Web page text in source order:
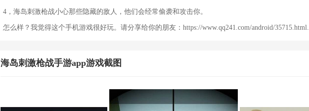
4，海岛刺激枪战小心那些隐藏的敌人，他们会经常偷袭和攻击你。
怎么样？我觉得这个手机游戏很好玩。请分享给你的朋友：https://www.qq241.com/android/35715.html.
海岛刺激枪战手游app游戏截图